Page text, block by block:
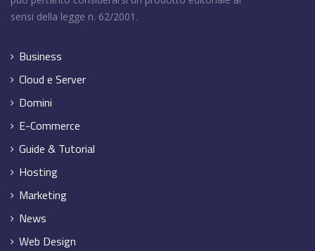
sensi della legge n. 62/2001.
Business
Cloud e Server
Domini
E-Commerce
Guide & Tutorial
Hosting
Marketing
News
Web Design